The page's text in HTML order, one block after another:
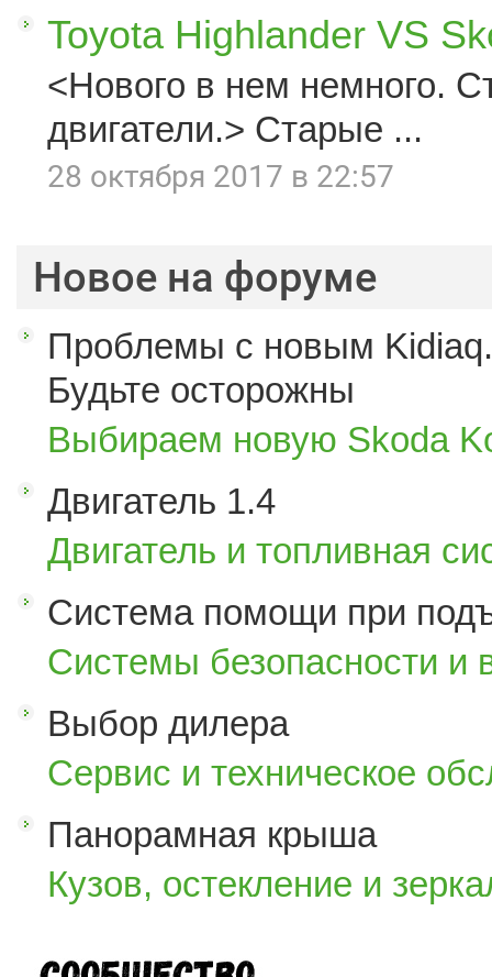
Toyota Highlander VS
<Нового в нем немного.
двигатели.> Старые ...
28 октября 2017 в 22:57
Новое на форуме
Проблемы с новым
Будьте осторожны
Выбираем новую Skoda
Двигатель 1.4
Двигатель и топливная
Система помощи при
Системы безопасности и
Выбор дилера
Сервис и техническое
Панорамная крыша
Кузов, остекление и